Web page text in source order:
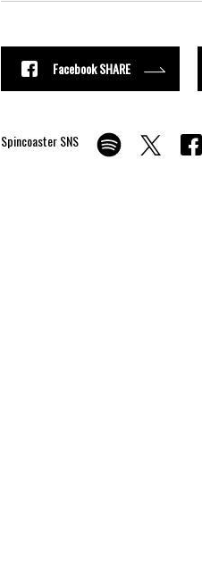
Facebook SHARE
Spincoaster SNS